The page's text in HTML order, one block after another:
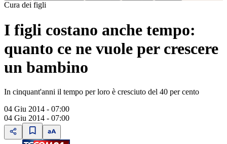
Cura dei figli
I figli costano anche tempo:
quanto ce ne vuole per crescere
un bambino
In cinquant'anni il tempo per loro è cresciuto del 40 per cento
04 Giu 2014 - 07:00
04 Giu 2014 - 07:00